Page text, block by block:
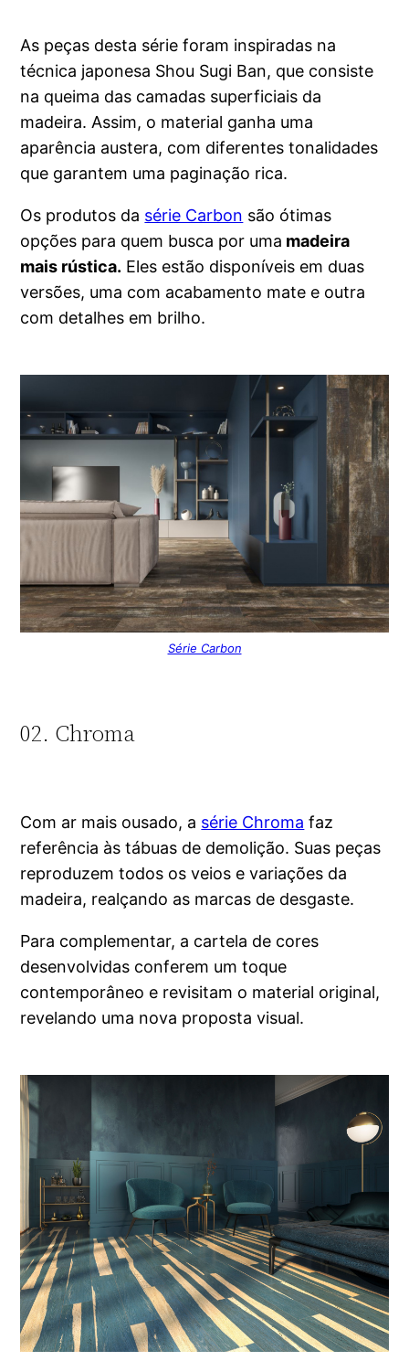
As peças desta série foram inspiradas na
técnica japonesa Shou Sugi Ban, que consiste
na queima das camadas superficiais da
madeira. Assim, o material ganha uma
aparência austera, com diferentes tonalidades
que garantem uma paginação rica.
Os produtos da série Carbon são ótimas
opções para quem busca por uma madeira
mais rústica. Eles estão disponíveis em duas
versões, uma com acabamento mate e outra
com detalhes em brilho.
Série Carbon
02. Chroma
Com ar mais ousado, a série Chroma faz
referência às tábuas de demolição. Suas peças
reproduzem todos os veios e variações da
madeira, realçando as marcas de desgaste.
Para complementar, a cartela de cores
desenvolvidas conferem um toque
contemporâneo e revisitam o material original,
revelando uma nova proposta visual.